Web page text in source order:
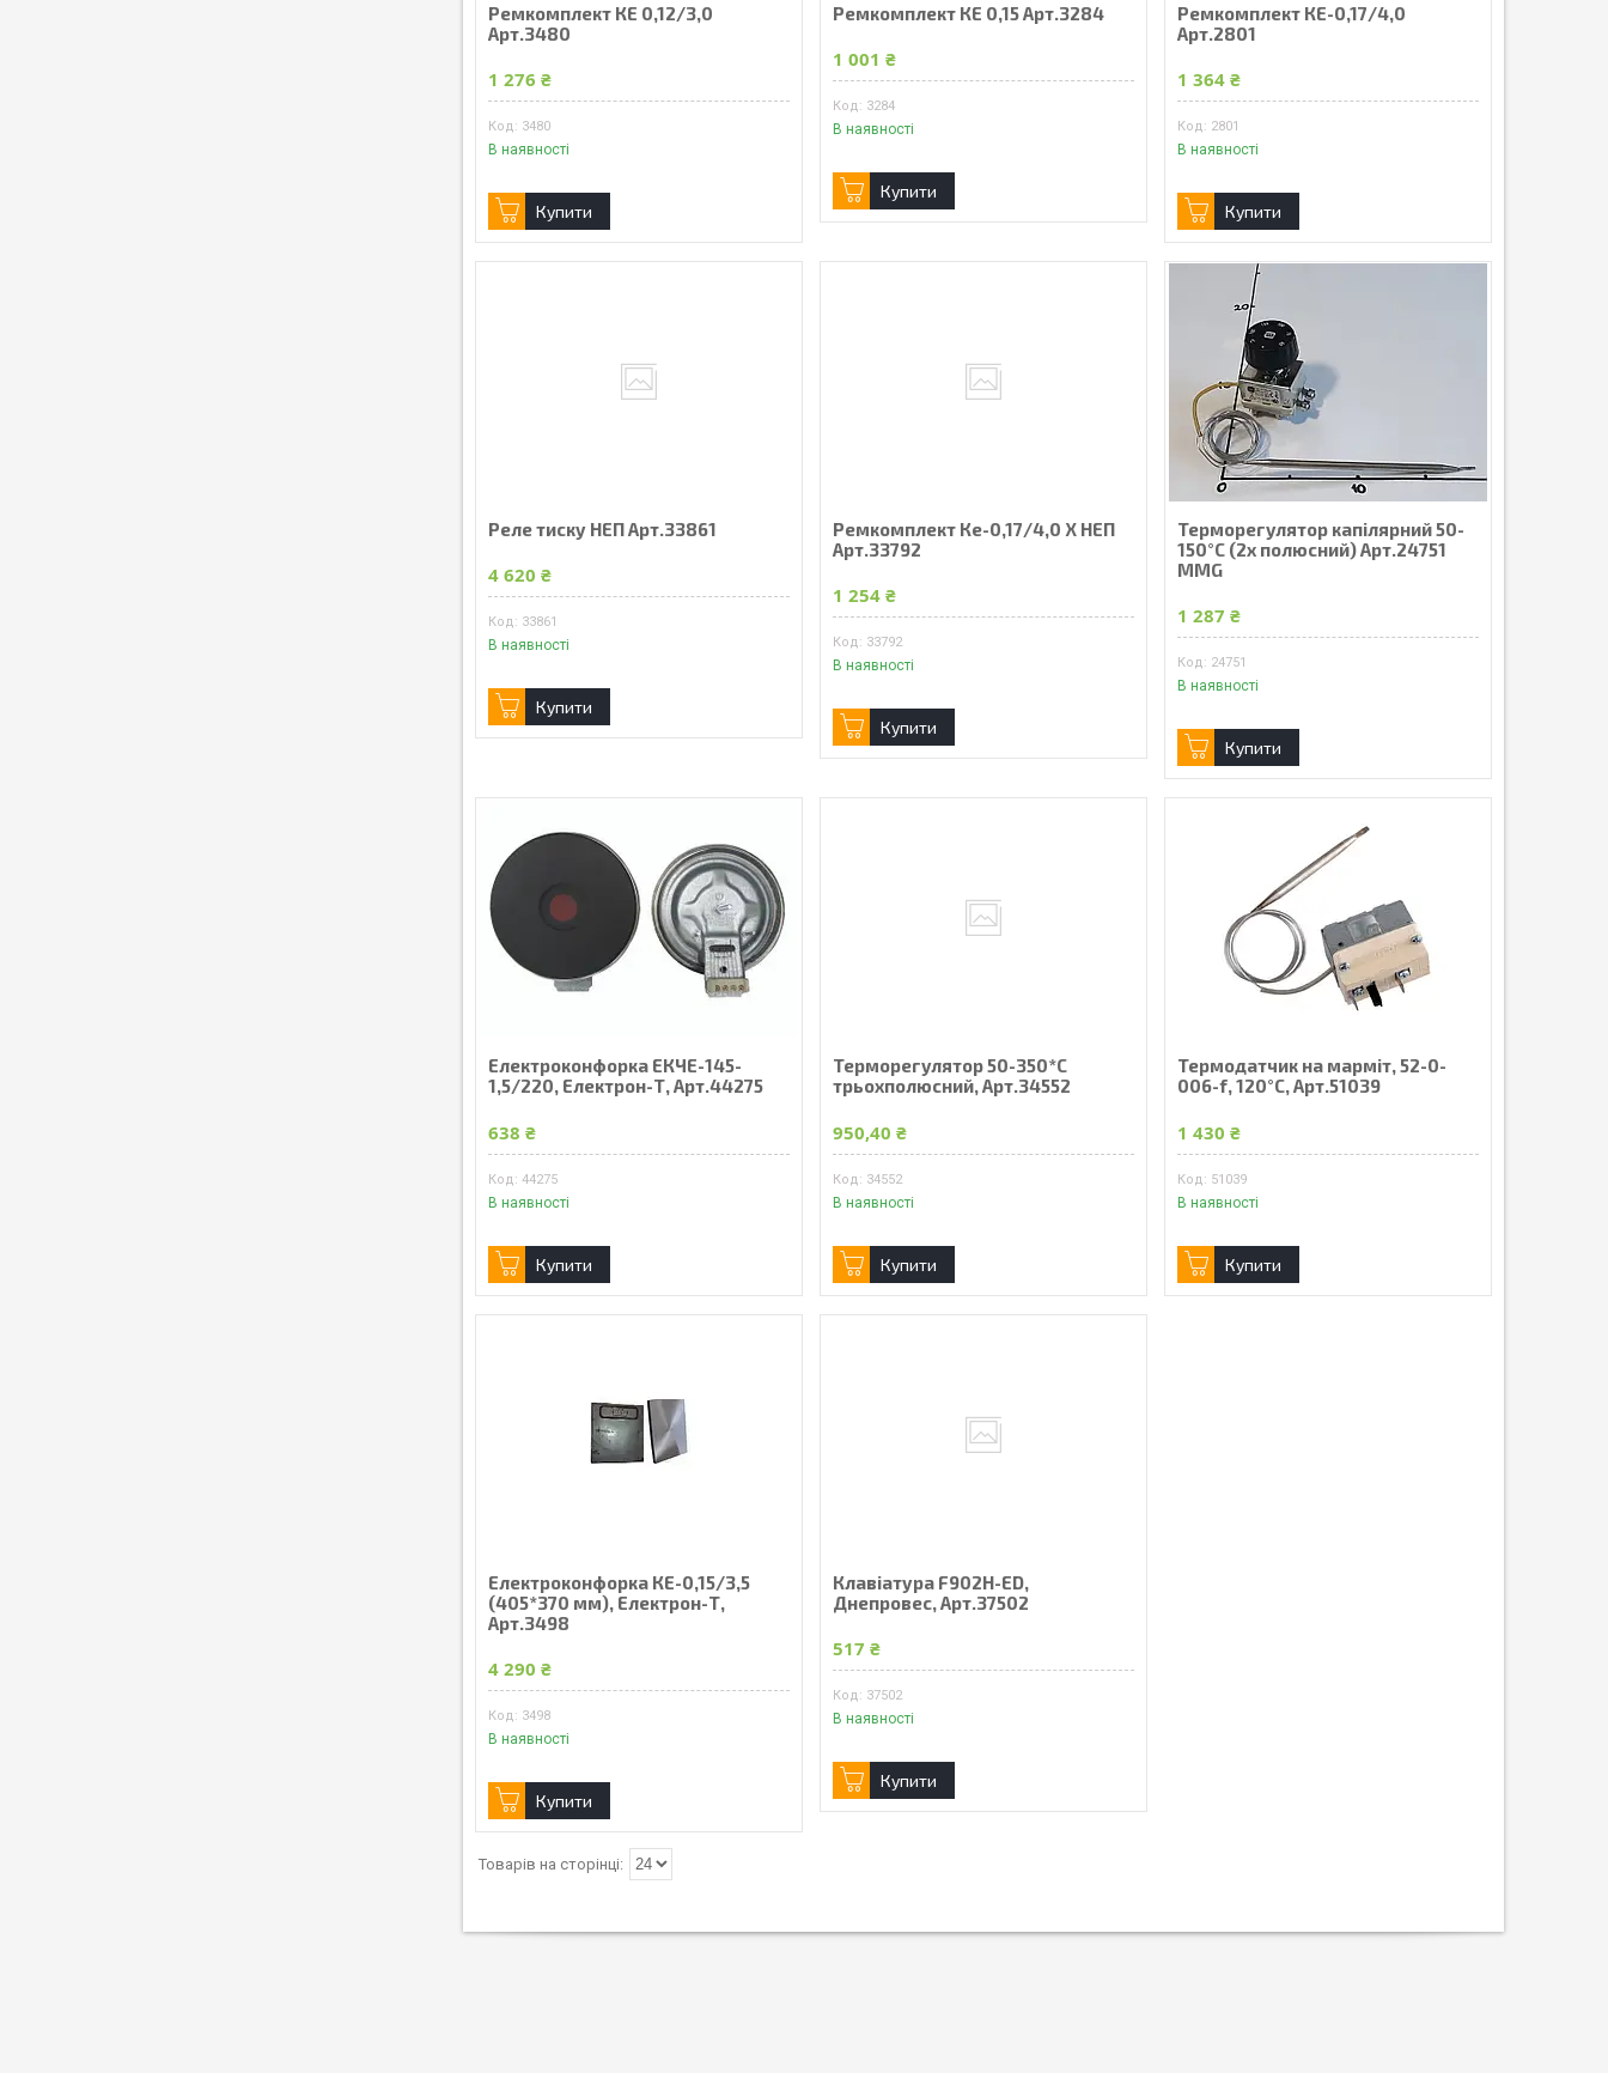
Ремкомплект КЕ 0,12/3,0
Арт.3480
1 276 ₴
3480
В наявності
Купити
Ремкомплект КЕ 0,15 Арт.3284
1 001 ₴
3284
В наявності
Купити
Ремкомплект КЕ-0,17/4,0
Арт.2801
1 364 ₴
2801
В наявності
Купити
Реле тиску НЕП Арт.33861
4 620 ₴
33861
В наявності
Купити
Ремкомплект Ке-0,17/4,0 Х НЕП
Арт.33792
1 254 ₴
33792
В наявності
Купити
Терморегулятор капілярний 50-
150°C (2х полюсний) Арт.24751
MMG
1 287 ₴
24751
В наявності
Купити
Електроконфорка ЕКЧЕ-145-
1,5/220, Електрон-Т, Арт.44275
638 ₴
44275
В наявності
Купити
Терморегулятор 50-350*С
трьохполюсний, Арт.34552
950,40 ₴
34552
В наявності
Купити
Термодатчик на марміт, 52-0-
006-f, 120°С, Арт.51039
1 430 ₴
51039
В наявності
Купити
Електроконфорка КЕ-0,15/3,5
(405*370 мм), Електрон-Т,
Арт.3498
4 290 ₴
3498
В наявності
Купити
Клавіатура F902H-ED,
Днепровес, Арт.37502
517 ₴
37502
В наявності
Купити